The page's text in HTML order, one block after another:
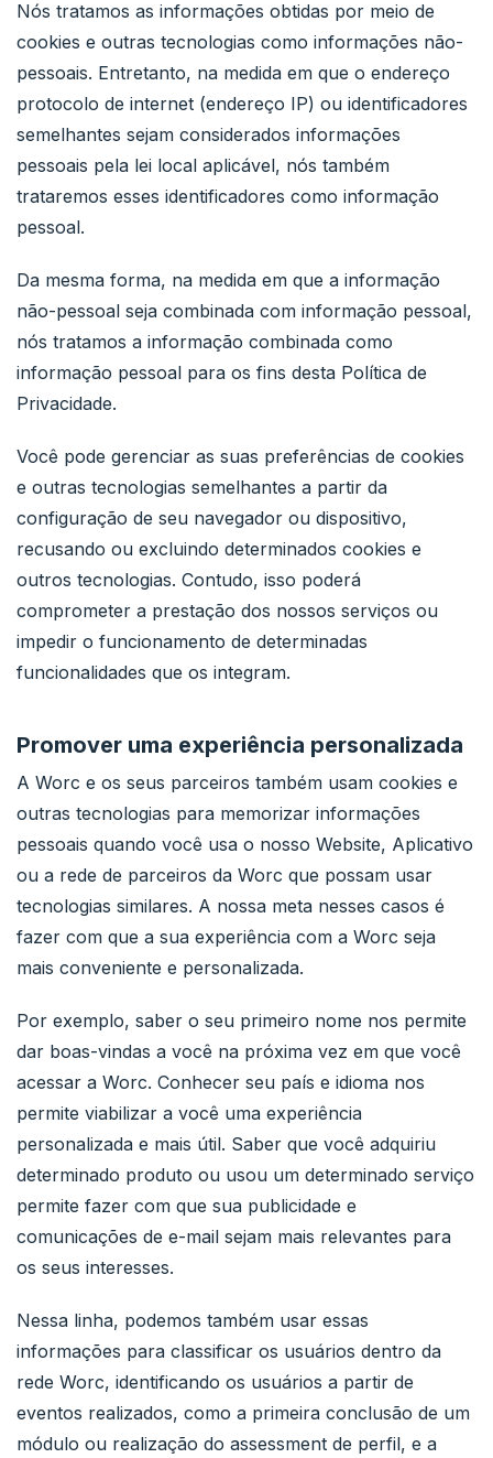
Nós tratamos as informações obtidas por meio de
cookies e outras tecnologias como informações não-
pessoais. Entretanto, na medida em que o endereço
protocolo de internet (endereço IP) ou identificadores
semelhantes sejam considerados informações
pessoais pela lei local aplicável, nós também
trataremos esses identificadores como informação
pessoal.
Da mesma forma, na medida em que a informação
não-pessoal seja combinada com informação pessoal,
nós tratamos a informação combinada como
informação pessoal para os fins desta Política de
Privacidade.
Você pode gerenciar as suas preferências de cookies
e outras tecnologias semelhantes a partir da
configuração de seu navegador ou dispositivo,
recusando ou excluindo determinados cookies e
outros tecnologias. Contudo, isso poderá
comprometer a prestação dos nossos serviços ou
impedir o funcionamento de determinadas
funcionalidades que os integram.
Promover uma experiência personalizada
A Worc e os seus parceiros também usam cookies e
outras tecnologias para memorizar informações
pessoais quando você usa o nosso Website, Aplicativo
ou a rede de parceiros da Worc que possam usar
tecnologias similares. A nossa meta nesses casos é
fazer com que a sua experiência com a Worc seja
mais conveniente e personalizada.
Por exemplo, saber o seu primeiro nome nos permite
dar boas-vindas a você na próxima vez em que você
acessar a Worc. Conhecer seu país e idioma nos
permite viabilizar a você uma experiência
personalizada e mais útil. Saber que você adquiriu
determinado produto ou usou um determinado serviço
permite fazer com que sua publicidade e
comunicações de e-mail sejam mais relevantes para
os seus interesses.
Nessa linha, podemos também usar essas
informações para classificar os usuários dentro da
rede Worc, identificando os usuários a partir de
eventos realizados, como a primeira conclusão de um
módulo ou realização do assessment de perfil, e a